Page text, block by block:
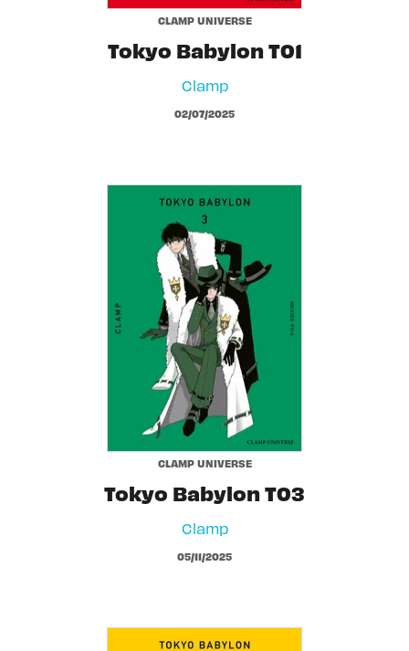
CLAMP UNIVERSE
Tokyo Babylon T01
Clamp
02/07/2025
CLAMP UNIVERSE
Tokyo Babylon T03
Clamp
05/11/2025